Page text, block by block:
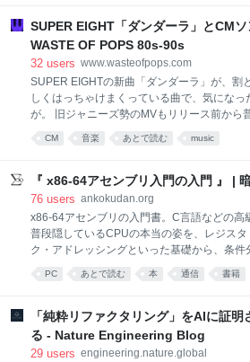
しては、鳩山由紀夫氏が
ャズ・ドラマーのトム・スキナー（Tom
った。 彼はシャバカ・ハッチングスが率いる
ズ屈指の重要グループのサンズ・オブ・ケメ
やフローティング・ポインツの作品に起用さ
イギリスのトップ・ドラマーだ。 トム・ヨー
ニー・グリーンウッド、そしてトム・スキナ
位一体によるザ・スマイルは、レディオヘッ
SUPER EIGHT「ダンダーラ」とCM
WASTE OF POPS 80s-90s
32 users www.wasteofpops.com
SUPER EIGHTの新曲「ダンダーラ」が、割
しくはっちゃけまくっている曲で、気になっ
が。 旧ジャニーズ勢のMVもリリース前から
ルヴァージョンが公開されるようになりまし
という感慨を抱きつつ、この曲を書いたのは
なぐ理由」といったシングル楽曲、また
坂46、欅坂46あたりのシングルのカップリン
曲を手がけている方です。 割としっとり目の
人が何でこんな曲を、と思ったのですが、コ
かで楽曲のテーマに合わせて、自分の「置き
ところ、うまくいったとかでしょうか。よい
アップが付いているこの曲で、MVの冒頭で
ラ」の英字綴りとして「DAMDARAH」と表
か
CM 音楽 あとで読む music
『 x86-64アセンブリ入門の入門 』 |
76 users ankokudan.org
x86-64アセンブリの入門書。C言語などの高
普段隠しているCPUの本当の姿を、レジスタ
ク・アドレッシングといった基礎から、条件
数呼び出し、インラインアセンブリ、SIMD命
実際に手を動かしながら一歩ずつ学べる一冊
にもおすすめ。 ※ 本ページに掲載された書
びそこからリンクされる拡大書影画像につい
人（SNSでの利用含）、書店（オンライン含
PC あとで読む 本 通信 書籍
「純粋リファクタリング」をAIに証
る - Nature Engineering Blog
29 users engineering.nature.global